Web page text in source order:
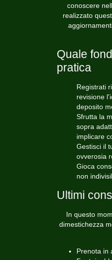
conoscere
realizzato
Quale
pratica
Registrati
revisione
deposito
Sfrutta la
sopra
implicare
Gestisci il
ovverosia
Gioca
non
Ultimi
In questo
dimestichezza
Prenota in